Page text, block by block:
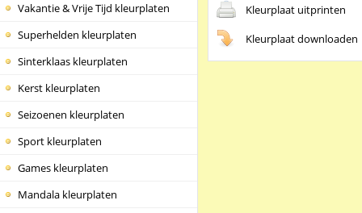
Vakantie & Vrije Tijd kleurplaten
Superhelden kleurplaten
Sinterklaas kleurplaten
Kerst kleurplaten
Seizoenen kleurplaten
Sport kleurplaten
Games kleurplaten
Mandala kleurplaten
Kleurplaat uitprinten
Kleurplaat downloaden